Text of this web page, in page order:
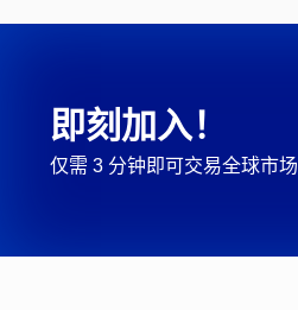
即刻加入！
仅需 3 分钟即可交易全球市场